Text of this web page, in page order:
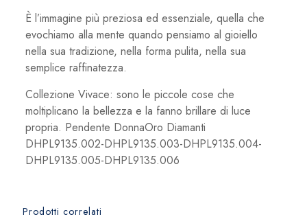
È l’immagine più preziosa ed essenziale, quella che
evochiamo alla mente quando pensiamo al gioiello
nella sua tradizione, nella forma pulita, nella sua
semplice raffinatezza.
Collezione Vivace: sono le piccole cose che
moltiplicano la bellezza e la fanno brillare di luce
propria. Pendente DonnaOro Diamanti
DHPL9135.002-DHPL9135.003-DHPL9135.004-
DHPL9135.005-DHPL9135.006
Prodotti correlati